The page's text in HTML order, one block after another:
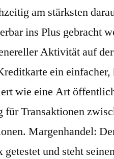
am stärksten
ins Plus gebracht
Aktivität auf
ein einfacher,
wie eine Art
Transaktionen
Margenhandel:
und steht